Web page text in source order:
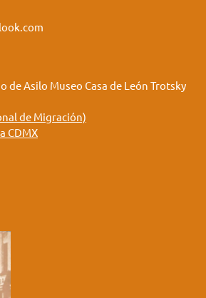
de Asilo Museo Casa de León Trotsky
de Migración)
CDMX